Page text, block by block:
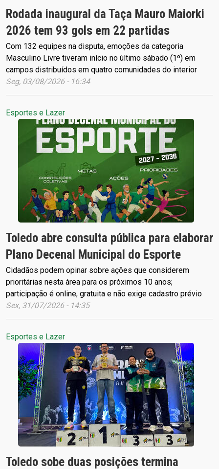
Rodada inaugural da Taça Mauro Maiorki
2026 tem 93 gols em 22 partidas
Com 132 equipes na disputa, emoções da categoria
Masculino Livre tiveram início no último sábado (1º) em
campos distribuídos em quatro comunidades do interior
Seg, 03/08/2026 - 16:34
Esportes e Lazer
Toledo abre consulta pública para elaborar
Plano Decenal Municipal do Esporte
Cidadãos podem opinar sobre ações que considerem
prioritárias nesta área para os próximos 10 anos;
participação é online, gratuita e não exige cadastro prévio
Sex, 31/07/2026 - 14:35
Esportes e Lazer
Toledo sobe duas posições termina